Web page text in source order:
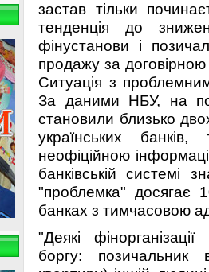
застав тільки
тенденція до
фінустанови і
продажу за
Ситуація з
За даними НБУ, на
становили близько
українських
неофіційною
банківській системі
"проблемка" досягає
банках з тимчасовою
"Деякі
боргу: